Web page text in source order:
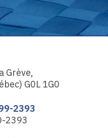
Grève,
G0L 1G0
2393
2393